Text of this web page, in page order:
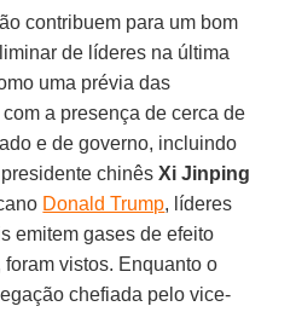
contribuem para um bom
de líderes na última
uma prévia das
com a presença de cerca de
e de governo, incluindo
chinês Xi Jinping
Donald Trump, líderes
emitem gases de efeito
vistos. Enquanto o
chefiada pelo vice-